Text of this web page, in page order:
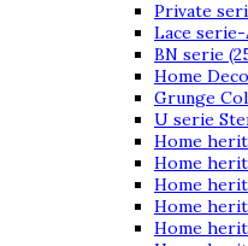
Private
Lace serie-
BN serie
Home
Grunge
U serie
Home
Home
Home
Home
Home